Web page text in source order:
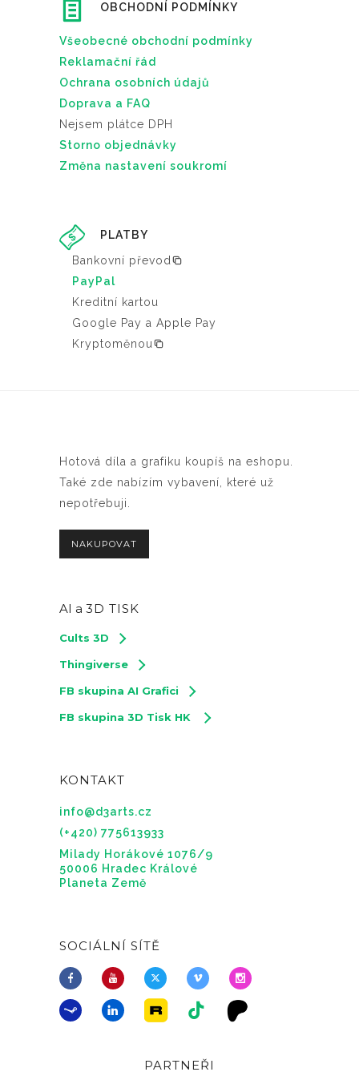
OBCHODNÍ PODMÍNKY
Všeobecné obchodní podmínky
Reklamační řád
Ochrana osobních údajů
Doprava a FAQ
Nejsem plátce DPH
Storno objednávky
Změna nastavení soukromí
PLATBY
Bankovní převod
PayPal
Kreditní kartou
Google Pay a Apple Pay
Kryptoměnou
Hotová díla a grafiku koupíš na eshopu.
Také zde nabízím vybavení, které už
nepotřebuji.
NAKUPOVAT
AI a 3D TISK
Cults 3D
Thingiverse
FB skupina AI Grafici
FB skupina 3D Tisk HK
KONTAKT
info@d3arts.cz
(+420) 775613933
Milady Horákové 1076/9
50006 Hradec Králové
Planeta Země
SOCIÁLNÍ SÍTĚ
PARTNEŘI